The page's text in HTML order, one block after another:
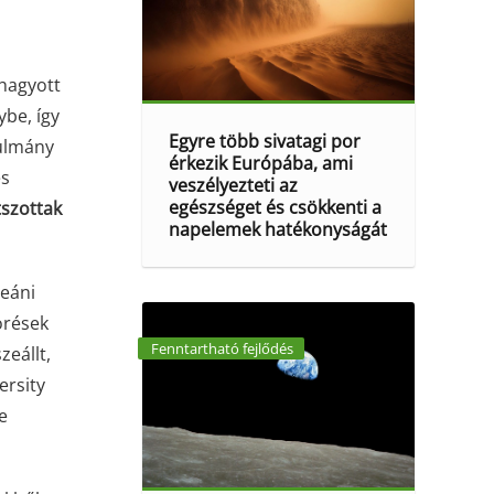
így
Egyre több sivatagi por
érkezik Európába, ami
veszélyezteti az
egészséget és csökkenti a
napelemek hatékonyságát
Fenntartható fejlődés